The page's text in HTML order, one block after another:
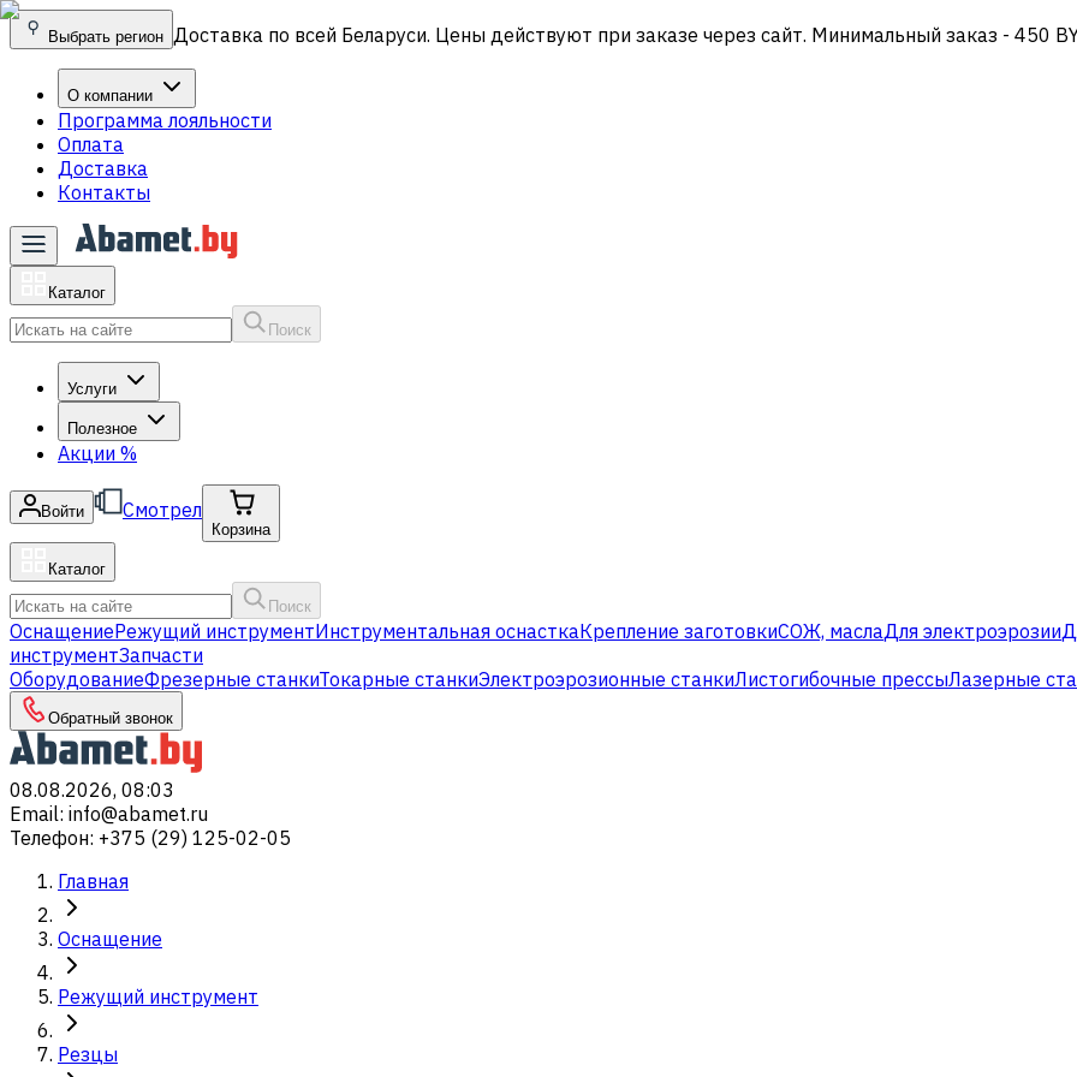
Выбрать регион Доставка по всей Беларуси. Цены действуют при заказе через сайт. Минимальный заказ - 450
О компании
Программа лояльности
Оплата
Доставка
Контакты
Каталог
Поиск
Услуги
Полезное
Акции %
Войти Смотрел
Корзина
Каталог
Поиск
ОснащениеРежущий инструментИнструментальная оснасткаКрепление заготовкиСОЖ, маслаДля электроэрозии
инструментЗапчасти
ОборудованиеФрезерные станкиТокарные станкиЭлектроэрозионные станкиЛистогибочные прессыЛазерные
Обратный звонок
08.08.2026, 08:03
Email: info@abamet.ru
Телефон: +375 (29) 125-02-05
Главная
Оснащение
Режущий инструмент
Резцы